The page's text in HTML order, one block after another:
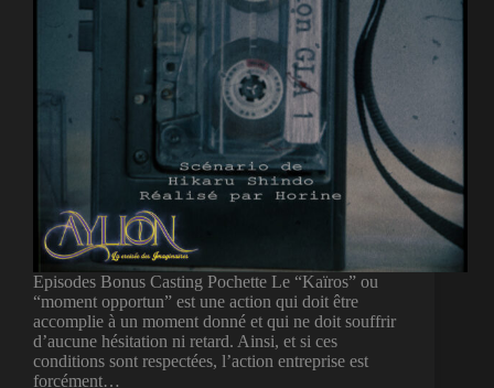
Episodes Bonus Casting Pochette Le “Kaïros” ou
“moment opportun” est une action qui doit être
accomplie à un moment donné et qui ne doit souffrir
d’aucune hésitation ni retard. Ainsi, et si ces
conditions sont respectées, l’action entreprise est
forcément…